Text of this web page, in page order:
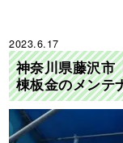
2023.6.17
神奈川県藤沢市
棟板金のメンテ